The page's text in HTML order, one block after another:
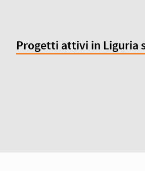
Progetti attivi in Liguria